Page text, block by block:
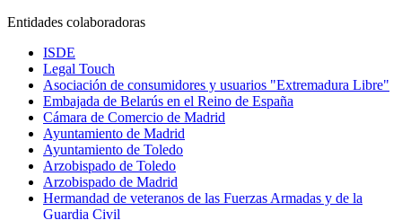
Entidades colaboradoras
ISDE
Legal Touch
Asociación de consumidores y usuarios "Extremadura Libre"
Embajada de Belarús en el Reino de España
Cámara de Comercio de Madrid
Ayuntamiento de Madrid
Ayuntamiento de Toledo
Arzobispado de Toledo
Arzobispado de Madrid
Hermandad de veteranos de las Fuerzas Armadas y de la
Guardia Civil